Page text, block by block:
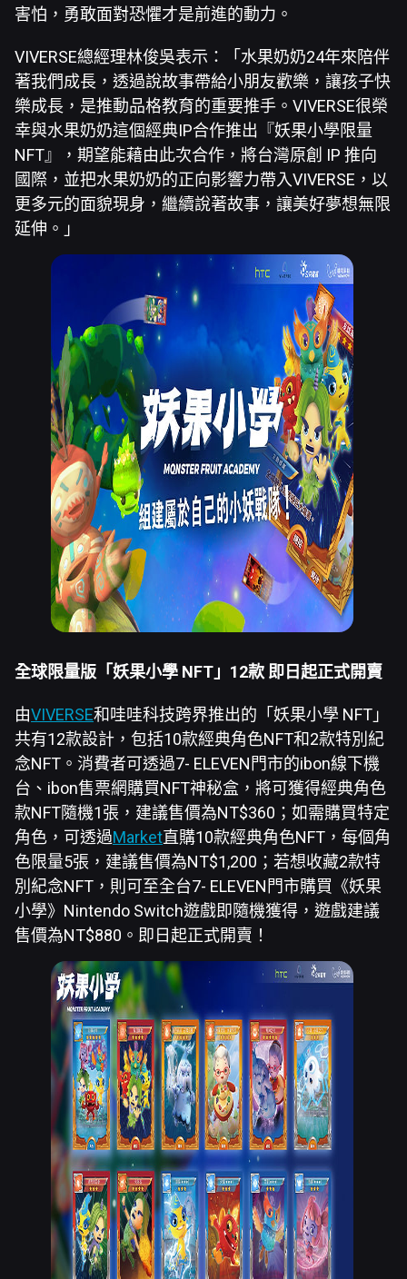
害怕，勇敢面對恐懼才是前進的動力。
VIVERSE總經理林俊吳表示：「水果奶奶24年來陪伴
著我們成長，透過說故事帶給小朋友歡樂，讓孩子快
樂成長，是推動品格教育的重要推手。VIVERSE很榮
幸與水果奶奶這個經典IP合作推出『妖果小學限量
NFT』，期望能藉由此次合作，將台灣原創 IP 推向
國際，並把水果奶奶的正向影響力帶入VIVERSE，以
更多元的面貌現身，繼續說著故事，讓美好夢想無限
延伸。」
全球限量版「妖果小學 NFT」12款 即日起正式開賣
由VIVERSE和哇哇科技跨界推出的「妖果小學 NFT」
共有12款設計，包括10款經典角色NFT和2款特別紀
念NFT。消費者可透過7- ELEVEN門市的ibon線下機
台、ibon售票網購買NFT神秘盒，將可獲得經典角色
款NFT隨機1張，建議售價為NT$360；如需購買特定
角色，可透過Market直購10款經典角色NFT，每個角
色限量5張，建議售價為NT$1,200；若想收藏2款特
別紀念NFT，則可至全台7- ELEVEN門市購買《妖果
小學》Nintendo Switch遊戲即隨機獲得，遊戲建議
售價為NT$880。即日起正式開賣！